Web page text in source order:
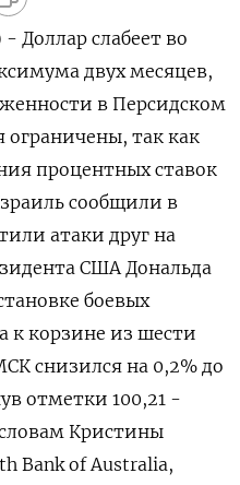
Доллар слабеет во
двух месяцев,
в Персидском
так как
‌процентных ставок
сообщили в
атаки друг на
США Дональда
​боевых
к ​корзине из шести
снизился на 0,2% до
отметки 100,21 -
Кристины
Bank of Australia,